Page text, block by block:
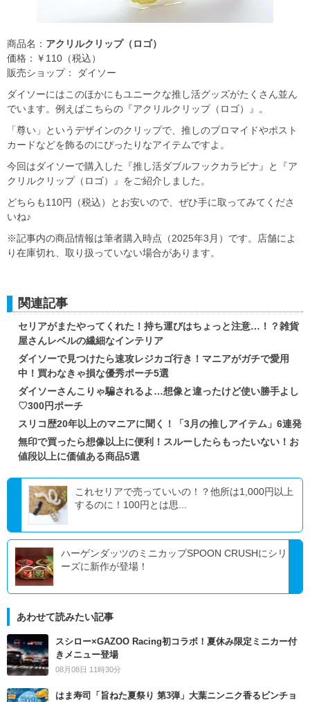
商品名： アクリルクリップ（ロゴ）
価格：￥110（税込）
販売ショップ： ダイソー
ダイソーにはこのほかにもユニークな推し活グッズがたくさん並ん
でいます。例えばこちらの『アクリルクリップ（ロゴ）』。
「尊い」というデザインのクリップで、推しのブロマイドやポスト
カードなどを飾るのにぴったりなアイテムですよ。
今回はダイソーで購入した『推し活ダブルフックカラビナ』と『ア
クリルクリップ（ロゴ）』をご紹介しました。
どちらも110円（税込）とお安いので、ぜひ手に取ってみてくださ
いね♪
※記事内の商品情報は筆者購入時点（2025年3月）です。店舗によ
り在庫切れ、取り扱っていない場合があります。
関連記事
セリアがまたやってくれた！持ち運びはちょっと注意…！？雑貨
屋さんレベルの繊細なインテリア
ダイソーで見つけたら速攻レジカゴ行き！マニアがガチで愛用
中！買わなきゃ損な優秀ポーチ5選
ダイソーさんこりゃ騙されるよ…想像と違ったけど使い勝手よし
♡300円ポーチ
スリコ歴20年以上のマニアに聞く！「3月の推しアイテム」6連発
無印で買ったら想像以上に便利！スルーしたらもったいない！お
値段以上に価値ある商品5選
これセリアで売っていいの！？他所は1,000円以上
するのに！100円とは思...
ハーゲンダッツのミニカップSPOON CRUSHにシリ
ーズに新作が登場！
あわせて読みたい記事
スシロー×GAZOO Racing初コラボ！夏休み限定ミニカー付
きメニュー登場
08月08日 11時30分
はま寿司「旨ねた夏祭り 第3弾」大葉ニンニク香るビンチョ